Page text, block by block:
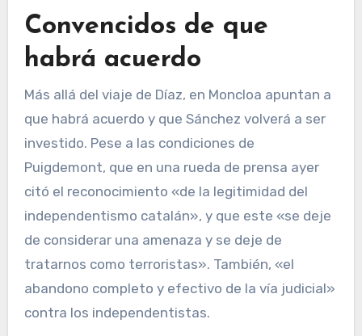
Convencidos de que
habrá acuerdo
Más allá del viaje de Díaz, en Moncloa apuntan a
que habrá acuerdo y que Sánchez volverá a ser
investido. Pese a las condiciones de
Puigdemont, que en una rueda de prensa ayer
citó el reconocimiento «de la legitimidad del
independentismo catalán», y que este «se deje
de considerar una amenaza y se deje de
tratarnos como terroristas». También, «el
abandono completo y efectivo de la vía judicial»
contra los independentistas.